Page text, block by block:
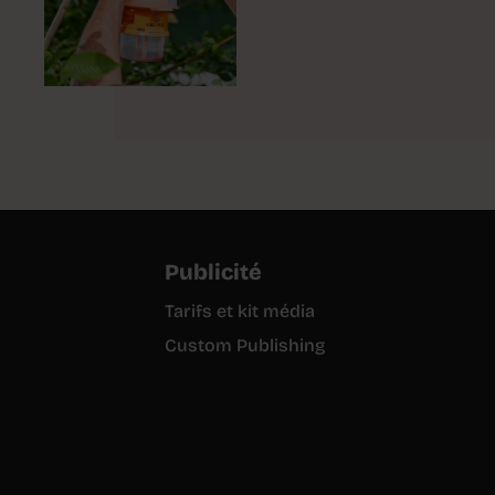
Publicité
Tarifs et kit média
Custom Publishing